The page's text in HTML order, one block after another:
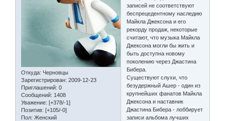
Откуда: Черновцы
Зарегистрирован: 2009-12-23
Приглашений: 0
Сообщений: 1408
Уважение: [+378/-1]
Позитив: [+105/-0]
Пол: Женский
записей не соответствуют
беспрецедентному наследию
Майкла Джексона и его
рекорду продаж, некоторые
считают, что музыка Майкла
Джексона могли бы жить и
быть доступна новому
поколению через Джастина
Бибера.
Существуют слухи, что
безудержный Ашер - один из
крупнейших фанатов Майкла
Джексона и наставник
Джастина Бибера - лоббирует
записи альбома лучших